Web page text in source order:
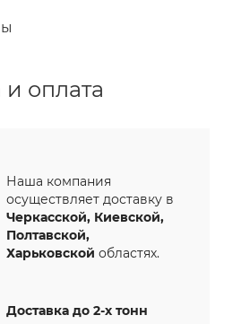
оплата
Наша компания
осуществляет доставку в
Черкасской, Киевской,
Полтавской,
Харьковской областях.
Доставка до 2-х тонн